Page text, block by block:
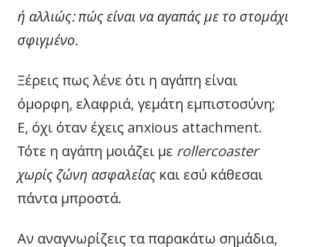
ή αλλιώς: πώς είναι να αγαπάς με το στομάχι
σφιγμένο.
Ξέρεις πως λένε ότι η αγάπη είναι
όμορφη, ελαφριά, γεμάτη εμπιστοσύνη;
Ε, όχι όταν έχεις anxious attachment.
Τότε η αγάπη μοιάζει με rollercoaster
χωρίς ζώνη ασφαλείας και εσύ κάθεσαι
πάντα μπροστά.
Αν αναγνωρίζεις τα παρακάτω σημάδια,